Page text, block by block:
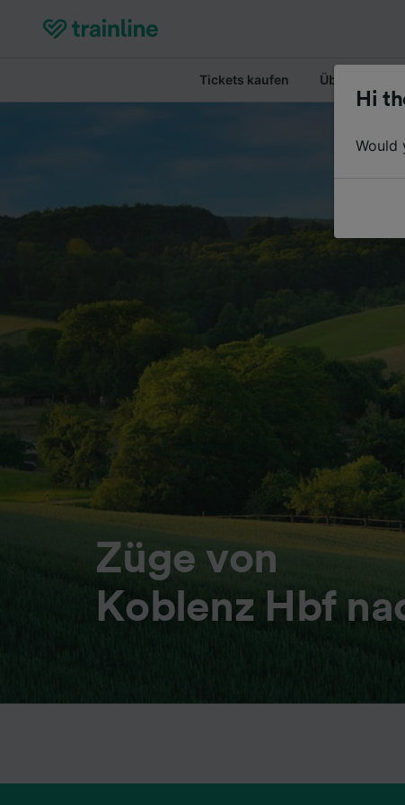
Tickets kaufen Überblick
Züge von
Koblenz Hbf
Hi
Would